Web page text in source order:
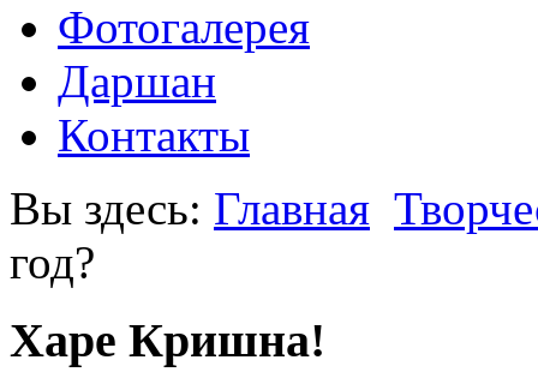
Фотогалерея
Даршан
Контакты
Вы здесь: Главная
год?
Харе Кришна!